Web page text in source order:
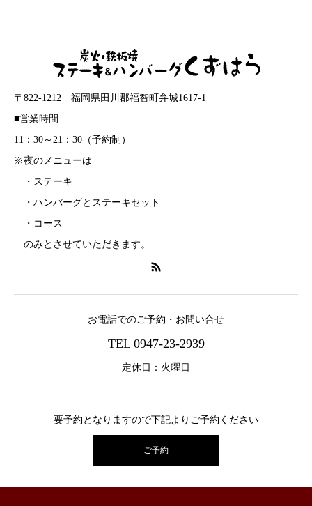
〒822-1212 福岡県田川郡福智町弁城1617-1
■営業時間
11：30～21：30（予約制）
※夜のメニューは
・ステーキ
・ハンバーグとステーキセット
・コース
のみとさせていただきます。
お電話でのご予約・お問い合せ
TEL 0947-23-2939
定休日：火曜日
要予約となりますので下記よりご予約ください
ご予約